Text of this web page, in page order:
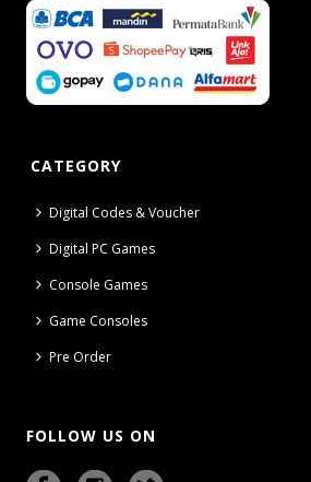
CATEGORY
Digital Codes & Voucher
Digital PC Games
Console Games
Game Consoles
Pre Order
FOLLOW US ON